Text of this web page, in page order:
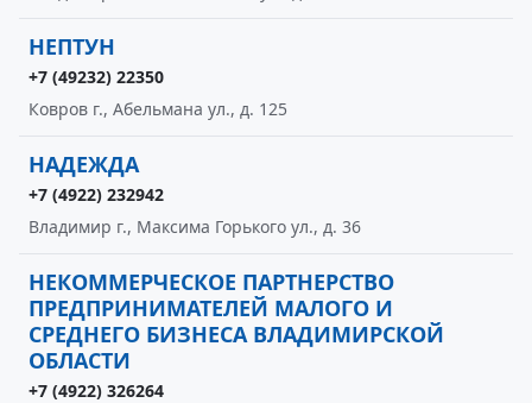
НЕПТУН
+7 (49232) 22350
Ковров г., Абельмана ул., д. 125
НАДЕЖДА
+7 (4922) 232942
Владимир г., Максима Горького ул., д. 36
НЕКОММЕРЧЕСКОЕ ПАРТНЕРСТВО
ПРЕДПРИНИМАТЕЛЕЙ МАЛОГО И
СРЕДНЕГО БИЗНЕСА ВЛАДИМИРСКОЙ
ОБЛАСТИ
+7 (4922) 326264